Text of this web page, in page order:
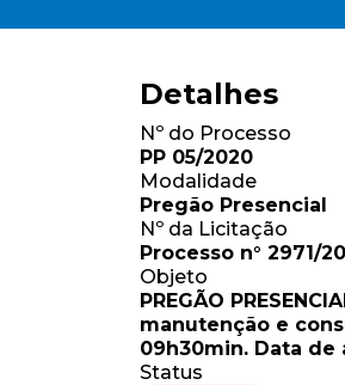
Detalhes
Nº do Processo
PP 05/2020
Modalidade
Pregão Presencial
Nº da Licitação
Processo n° 2971/
Objeto
PREGÃO
manutenção e
09h30min. Data de
Status